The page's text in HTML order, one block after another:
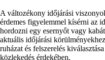
A változékony időjárási
érdemes figyelemmel kísérni az
hordozni egy esernyőt vagy
aktuális időjárási
ruházat és felszerelés
közlekedés érdekében.